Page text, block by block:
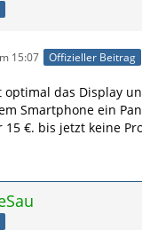
15:07 Offizieller Beitrag
optimal das Display
Smartphone ein
€. bis jetzt keine